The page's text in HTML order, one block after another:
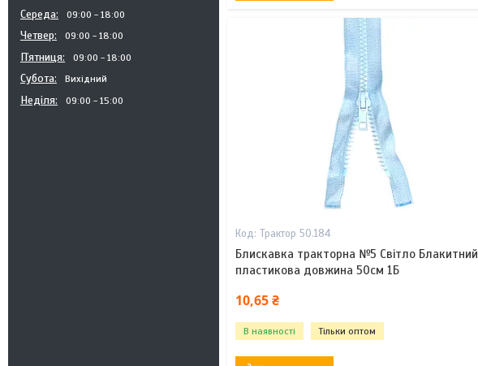
Середа 09:00 18:00
Четвер 09:00 18:00
Пʼятниця 09:00 18:00
Субота Вихідний
Неділя 09:00 15:00
Трактор 50.184
Блискавка тракторна №5 Світло Блакитний
пластикова довжина 50см 1Б
10,65 ₴
В наявності Тільки оптом